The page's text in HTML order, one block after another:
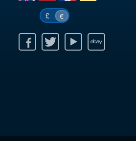
£ €
Youtube Ebay